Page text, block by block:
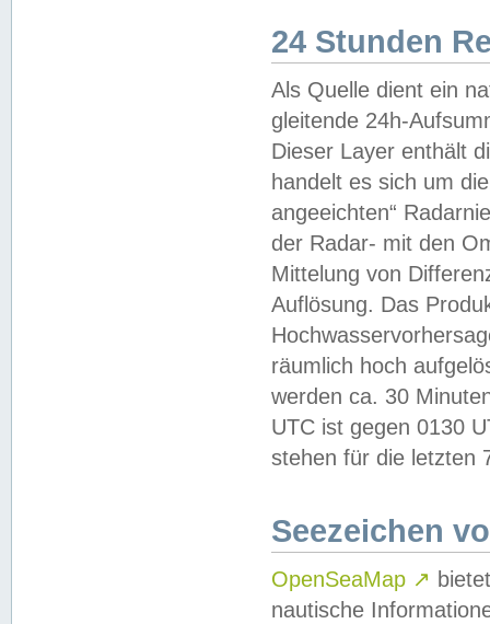
24 Stunden
Als Quelle dient ein
gleitende 24h-
Dieser Layer enthält
handelt es sich um
angeeichten“
der Radar- mit den
Mittelung von
Auflösung. Das
räumlich hoch
werden ca. 30
UTC ist gegen 0130
stehen für die letzten
Seezeichen
OpenSeaMap ↗
nautische